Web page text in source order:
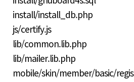
install/
js/certify.js |
lib/
lib/
mobile/skin/member/basic/